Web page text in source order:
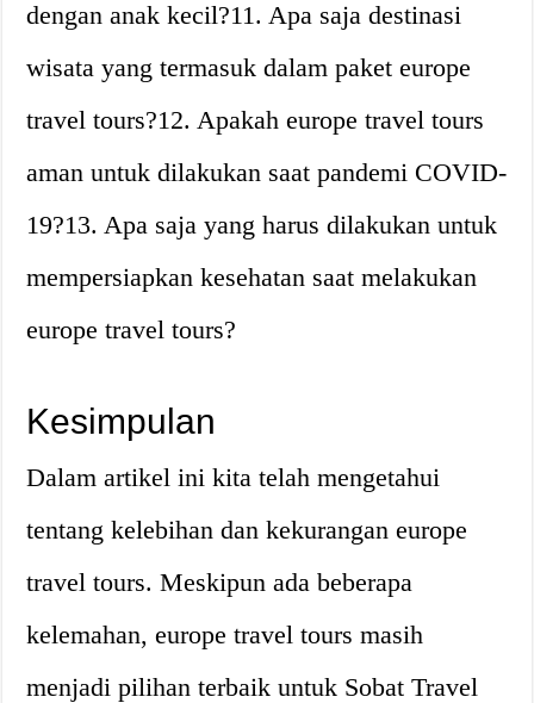
dengan anak kecil?11. Apa saja destinasi
wisata yang termasuk dalam paket europe
travel tours?12. Apakah europe travel tours
aman untuk dilakukan saat pandemi COVID-
19?13. Apa saja yang harus dilakukan untuk
mempersiapkan kesehatan saat melakukan
europe travel tours?
Kesimpulan
Dalam artikel ini kita telah mengetahui
tentang kelebihan dan kekurangan europe
travel tours. Meskipun ada beberapa
kelemahan, europe travel tours masih
menjadi pilihan terbaik untuk Sobat Travel